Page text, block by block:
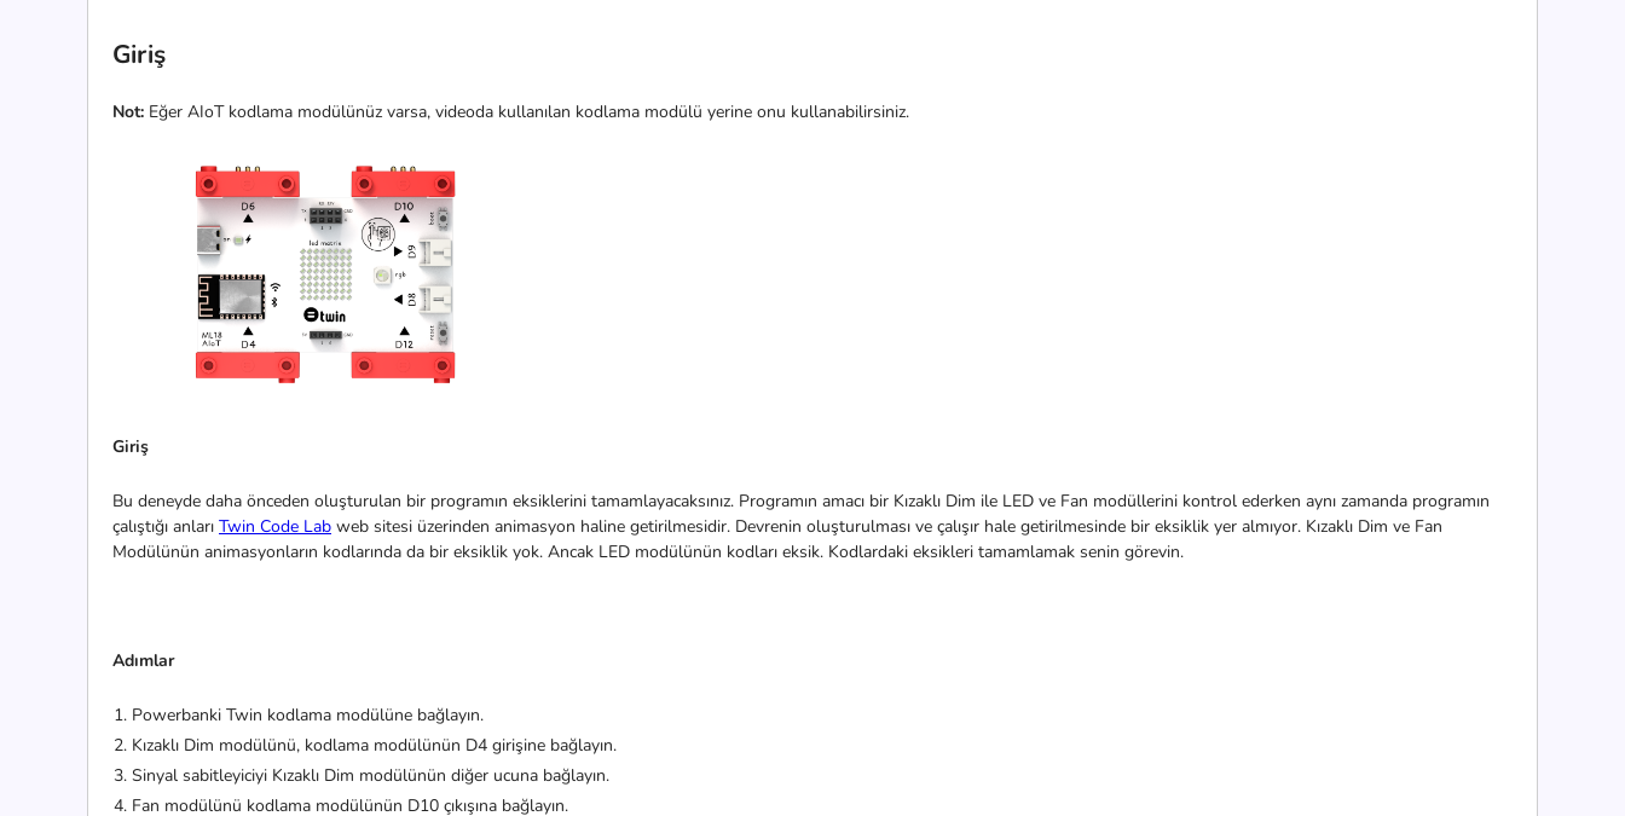
Giriş
Not: Eğer AIoT kodlama modülünüz varsa, videoda kullanılan kodlama modülü yerine onu kullanabilirsiniz.
Giriş
Bu deneyde daha önceden oluşturulan bir programın eksiklerini tamamlayacaksınız. Programın amacı bir Kızaklı Dim ile LED ve Fan modüllerini kontrol ederken aynı zamanda programın
çalıştığı anları Twin Code Lab web sitesi üzerinden animasyon haline getirilmesidir. Devrenin oluşturulması ve çalışır hale getirilmesinde bir eksiklik yer almıyor. Kızaklı Dim ve Fan
Modülünün animasyonların kodlarında da bir eksiklik yok. Ancak LED modülünün kodları eksik. Kodlardaki eksikleri tamamlamak senin görevin.
Adımlar
Powerbanki Twin kodlama modülüne bağlayın.
Kızaklı Dim modülünü, kodlama modülünün D4 girişine bağlayın.
Sinyal sabitleyiciyi Kızaklı Dim modülünün diğer ucuna bağlayın.
Fan modülünü kodlama modülünün D10 çıkışına bağlayın.